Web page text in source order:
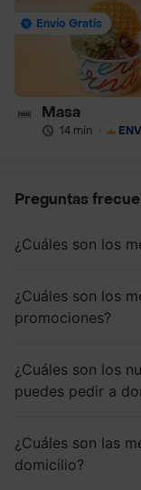
Envío Gratis
Masa
14 min ·
Preguntas
¿Cuáles son los
¿Cuáles son los
promociones?
¿Cuáles son los
puedes pedir a
¿Cuáles son las
domicilio?